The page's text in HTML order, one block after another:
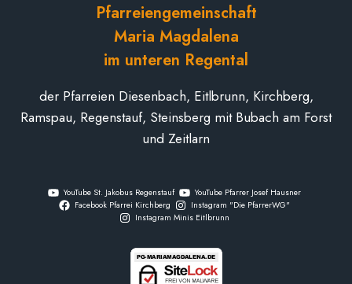
Pfarreiengemeinschaft
Maria Magdalena
im unteren Regental
der Pfarreien Diesenbach, Eitlbrunn, Kirchberg,
Ramspau, Regenstauf, Steinsberg mit Bubach am Forst
und Zeitlarn
YouTube St. Jakobus Regenstauf
YouTube Pfarrer Josef Hausner
Facebook Pfarrei Kirchberg
Instagram "Die PfarrerWG"
Instagram Minis Eitlbrunn